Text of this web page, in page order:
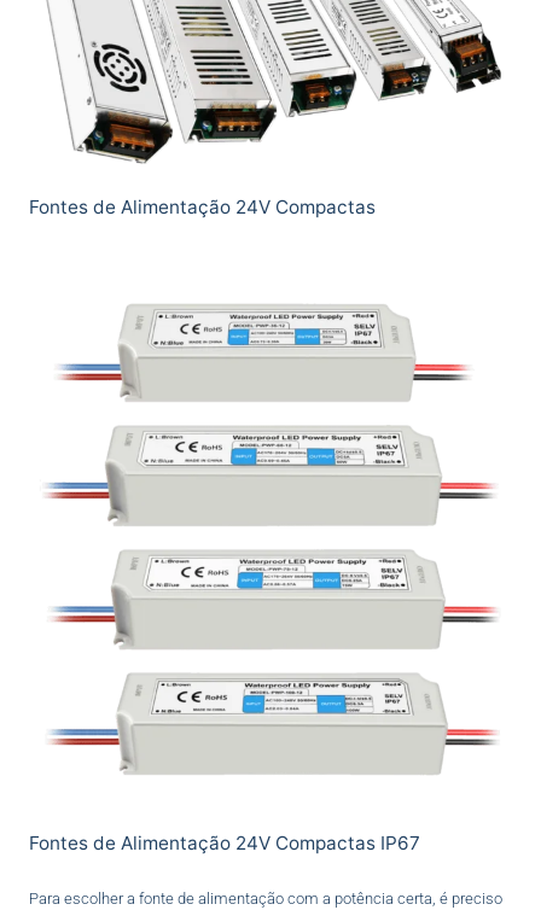
Fontes de Alimentação 24V Compactas
Fontes de Alimentação 24V Compactas IP67
Para escolher a fonte de alimentação com a potência certa, é preciso